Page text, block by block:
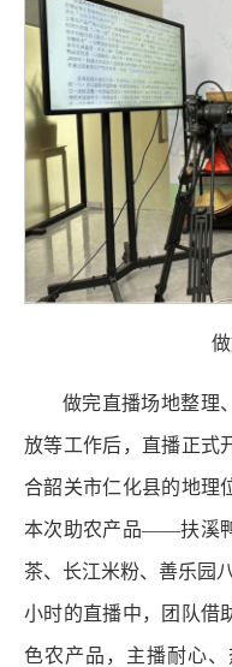
做完直播场地整理
放等工作后，直播正式
合韶关市仁化县的地理
本次助农产品——扶溪
茶、长江米粉、善乐园
小时的直播中，团队借
色农产品，主播耐心